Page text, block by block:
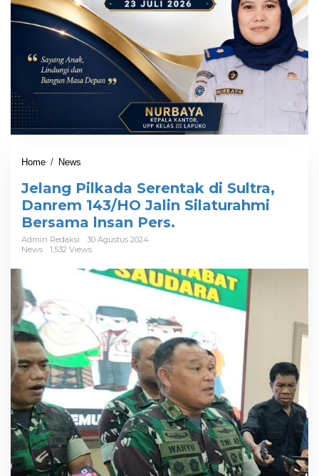
Home / News
l
g
P
i
S
r
e
n
t
k
d
S
u
Jelang Pilkada Serentak di Sultra,
Danrem 143/HO Jalin Silaturahmi
Bersama lnsan Pers.
Admin Redaksi
30 Agustus 2024
News
1,532 Views